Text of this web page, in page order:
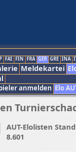
FAI FIN FRA GER GRE INA
Meldekartei
anmelden Elo
AUT-Elolisten
8.601